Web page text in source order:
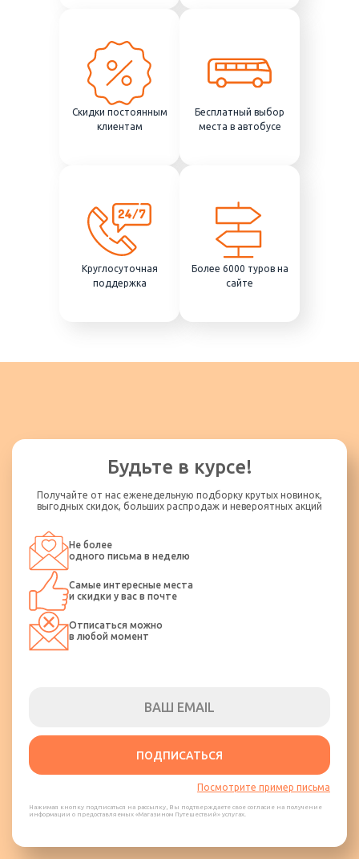
Скидки постоянным
клиентам
Бесплатный выбор
места в автобусе
Круглосуточная
поддержка
Более 6000 туров на
сайте
Будьте в курсе!
Получайте от нас еженедельную подборку крутых новинок,
выгодных скидок, больших распродаж и невероятных акций
Не более
одного письма в неделю
Самые интересные места
и скидки у вас в почте
Отписаться можно
в любой момент
ПОДПИСАТЬСЯ
Посмотрите пример письма
Нажимая кнопку подписаться на рассылку, Вы подтверждаете свое согласие на получение
информации о предоставляемых «Магазином Путешествий» услугах.